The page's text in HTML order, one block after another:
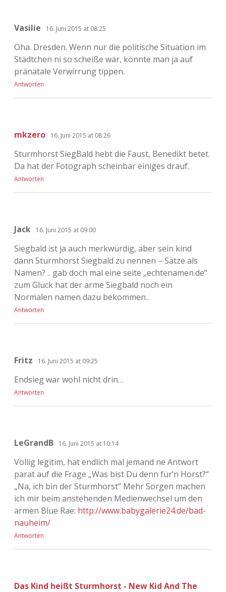
Vasilie 16. Juni 2015 at 08:25
Oha. Dresden. Wenn nur die politische Situation im
Städtchen ni so scheiße wär, könnte man ja auf
pränatale Verwirrung tippen.
Antworten
mkzero 16. Juni 2015 at 08:26
Sturmhorst SiegBald hebt die Faust, Benedikt betet.
Da hat der Fotograph scheinbar einiges drauf.
Antworten
Jack 16. Juni 2015 at 09:00
Siegbald ist ja auch merkwürdig, aber sein kind
dann Sturmhorst Siegbald zu nennen – Sätze als
Namen? .. gab doch mal eine seite „echtenamen.de“
zum Glück hat der arme Siegbald noch ein
Normalen namen dazu bekommen..
Antworten
Fritz 16. Juni 2015 at 09:25
Endsieg war wohl nicht drin…
Antworten
LeGrandB 16. Juni 2015 at 10:14
Völlig legitim, hat endlich mal jemand ne Antwort
parat auf die Frage „Was bist Du denn für’n Horst?“
„Na, ich bin der Sturmhorst“ Mehr Sorgen machen
ich mir beim anstehenden Medienwechsel um den
armen Blue Rae: http://www.babygalerie24.de/bad-
nauheim/
Antworten
Das Kind heißt Sturmhorst - New Kid And The